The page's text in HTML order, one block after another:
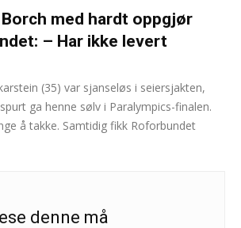
med hardt oppgjør
– Har ikke levert
-Stian Johnsen og Bernt Harald Brennevann
(35) var sjanseløs i seiersjakten,
ga henne sølv i Paralympics-finalen.
å takke. Samtidig fikk Roforbundet
denne må